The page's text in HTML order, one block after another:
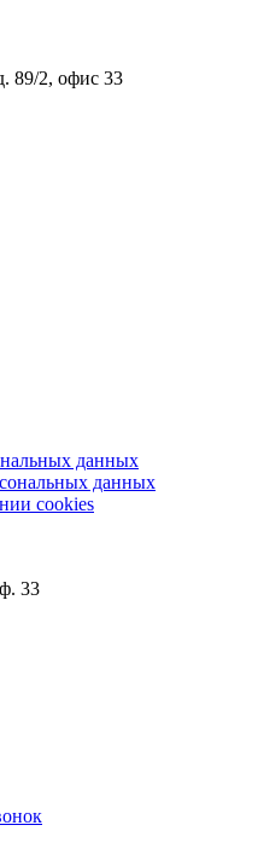
89/2, офис 33
данных
данных
cookies
33